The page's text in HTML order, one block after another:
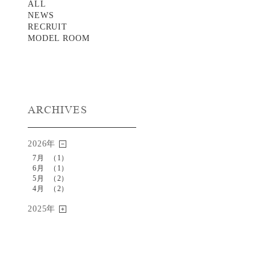
ALL
NEWS
RECRUIT
MODEL ROOM
ARCHIVES
2026年
7月
（1）
6月
（1）
5月
（2）
4月
（2）
2025年